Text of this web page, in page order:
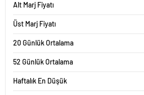
Alt Marj Fiyatı
Üst Marj Fiyatı
20 Günlük Ortalama
52 Günlük Ortalama
Haftalık En Düşük